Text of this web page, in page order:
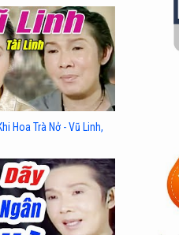
Hoa Trà Nở - Vũ Linh,